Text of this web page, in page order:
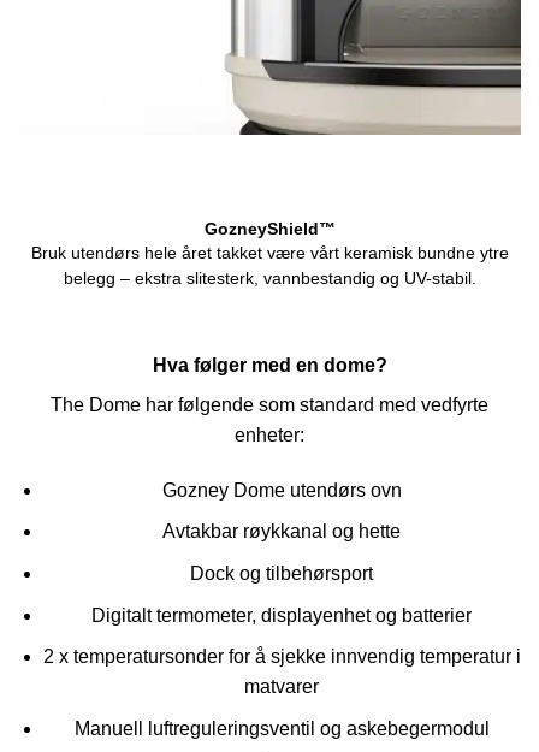
GozneyShield™
Bruk utendørs hele året takket være vårt keramisk bundne ytre
belegg – ekstra slitesterk, vannbestandig og UV-stabil.
Hva følger med en dome?
The Dome har følgende som standard med vedfyrte
enheter:
Gozney Dome utendørs ovn
Avtakbar røykkanal og hette
Dock og tilbehørsport
Digitalt termometer, displayenhet og batterier
2 x temperatursonder for å sjekke innvendig temperatur i
matvarer
Manuell luftreguleringsventil og askebegermodul